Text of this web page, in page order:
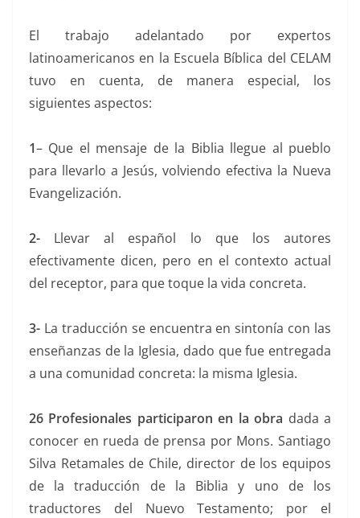
El trabajo adelantado por expertos
latinoamericanos en la Escuela Bíblica del CELAM
tuvo en cuenta, de manera especial, los
siguientes aspectos:
1– Que el mensaje de la Biblia llegue al pueblo
para llevarlo a Jesús, volviendo efectiva la Nueva
Evangelización.
2- Llevar al español lo que los autores
efectivamente dicen, pero en el contexto actual
del receptor, para que toque la vida concreta.
3- La traducción se encuentra en sintonía con las
enseñanzas de la Iglesia, dado que fue entregada
a una comunidad concreta: la misma Iglesia.
26 Profesionales participaron en la obra dada a
conocer en rueda de prensa por Mons. Santiago
Silva Retamales de Chile, director de los equipos
de la traducción de la Biblia y uno de los
traductores del Nuevo Testamento; por el